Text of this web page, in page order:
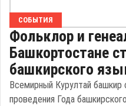
СОБЫТИЯ
Фольклор и
Башкортостане
башкирского
Всемирный Курултай башкир
проведения Года